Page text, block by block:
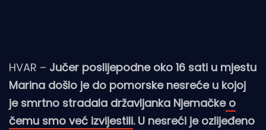
HVAR – Jučer poslijepodne oko 16 sati u mjestu
Marina došlo je do pomorske nesreće u kojoj
je smrtno stradala državljanka Njemačkeo
čemu smo već izvijestili. U nesreći je ozlijeđeno